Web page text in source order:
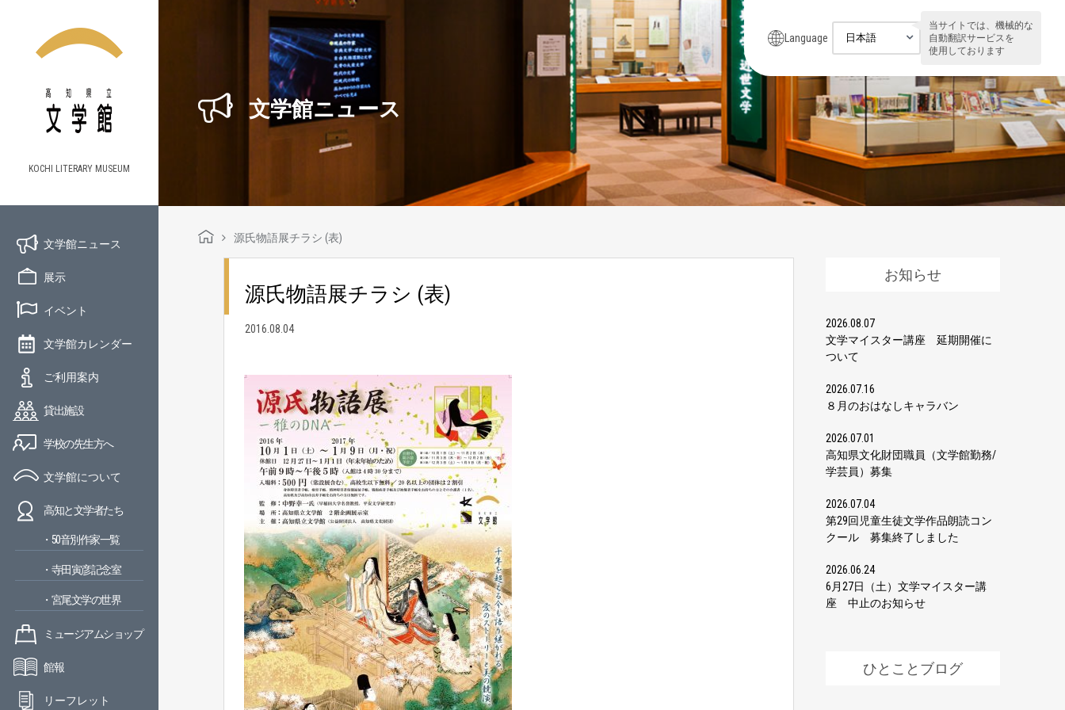
KOCHI LITERARY MUSEUM
文学館ニュース
展示
イベント
文学館カレンダー
ご利用案内
貸出施設
学校の先生方へ
文学館について
高知と文学者たち
・50音別作家一覧
・寺田寅彦記念室
・宮尾文学の世界
ミュージアムショップ
館報
リーフレット
Language
当サイトでは、機械的な
自動翻訳サービスを
使用しております
文学館ニュース
源氏物語展チラシ (表)
源氏物語展チラシ (表)
2016.08.04
お知らせ
2026.08.07
文学マイスター講座 延期開催に
ついて
2026.07.16
８月のおはなしキャラバン
2026.07.01
高知県文化財団職員（文学館勤務/
学芸員）募集
2026.07.04
第29回児童生徒文学作品朗読コン
クール 募集終了しました
2026.06.24
6月27日（土）文学マイスター講
座 中止のお知らせ
ひとことブログ